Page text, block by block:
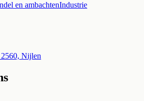
en ambachtenIndustrie
Nijlen